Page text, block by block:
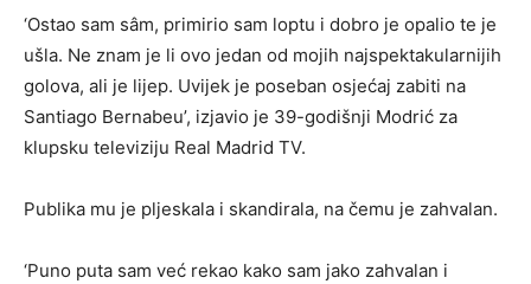
‘Ostao sam sâm, primirio sam loptu i dobro je opalio te je
ušla. Ne znam je li ovo jedan od mojih najspektakularnijih
golova, ali je lijep. Uvijek je poseban osjećaj zabiti na
Santiago Bernabeu’, izjavio je 39-godišnji Modrić za
klupsku televiziju Real Madrid TV.
Publika mu je pljeskala i skandirala, na čemu je zahvalan.
‘Puno puta sam već rekao kako sam jako zahvalan i